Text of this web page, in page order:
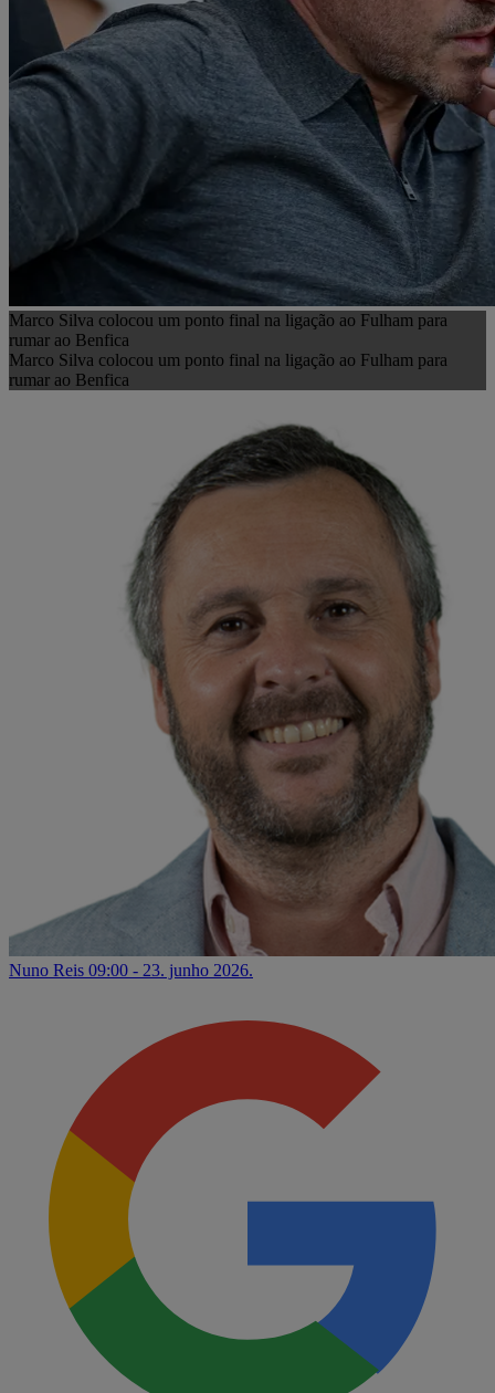
Marco Silva colocou um ponto final na ligação ao Fulham para
rumar ao Benfica
Marco Silva colocou um ponto final na ligação ao Fulham para
rumar ao Benfica
Nuno Reis 09:00 - 23. junho 2026.